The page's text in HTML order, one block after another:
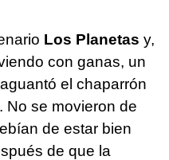
Los Planetas y,
con ganas, un
el chaparrón
No se movieron de
de estar bien
de que la